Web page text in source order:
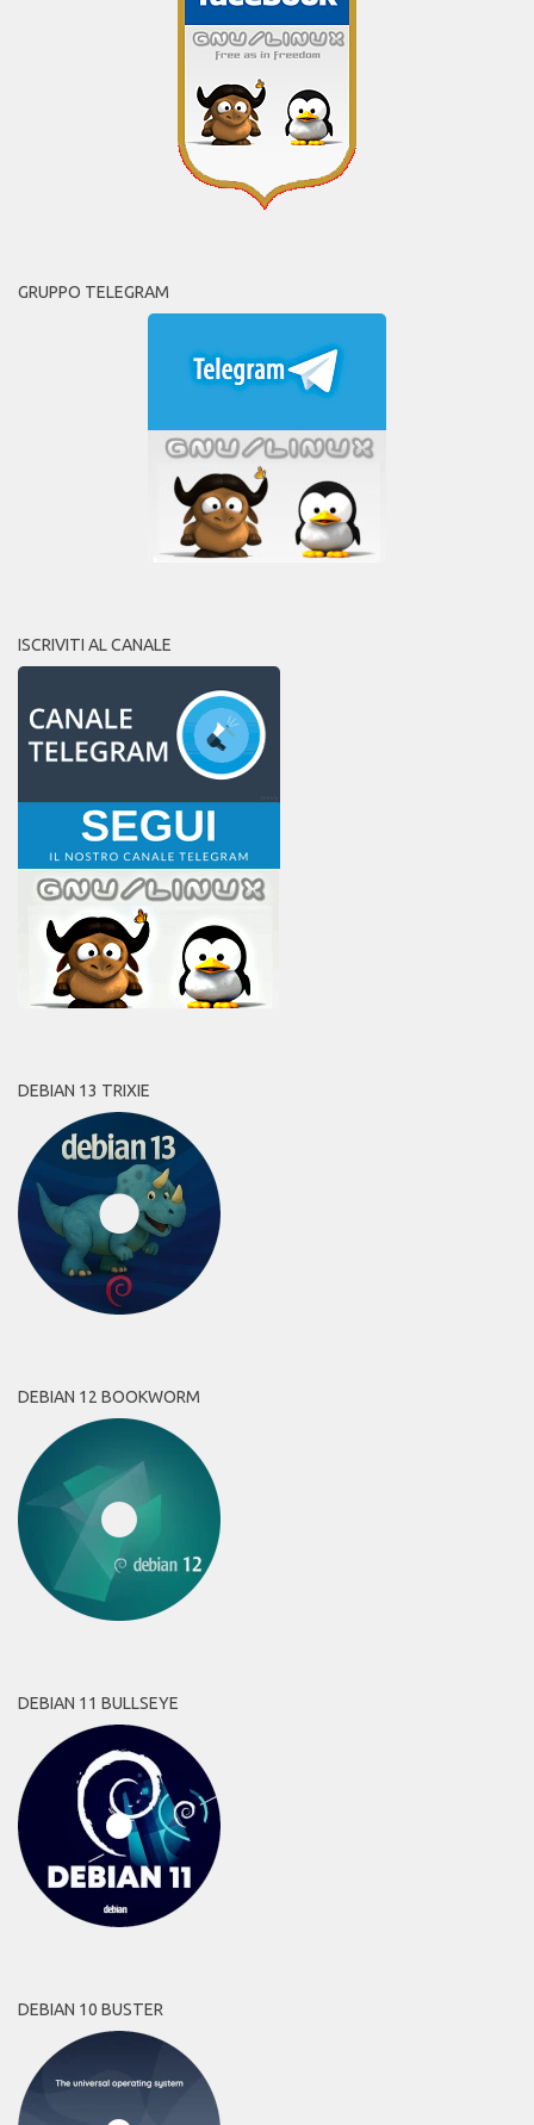
GRUPPO TELEGRAM
ISCRIVITI AL CANALE
DEBIAN 13 TRIXIE
DEBIAN 12 BOOKWORM
DEBIAN 11 BULLSEYE
DEBIAN 10 BUSTER